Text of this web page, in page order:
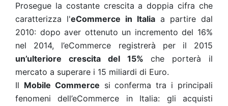
Prosegue la costante crescita a doppia cifra che
caratterizza l'eCommerce in Italia a partire dal
2010: dopo aver ottenuto un incremento del 16%
nel 2014, l’eCommerce registrerà per il 2015
un’ulteriore crescita del 15% che porterà il
mercato a superare i 15 miliardi di Euro.
Il Mobile Commerce si conferma tra i principali
fenomeni dell’eCommerce in Italia: gli acquisti